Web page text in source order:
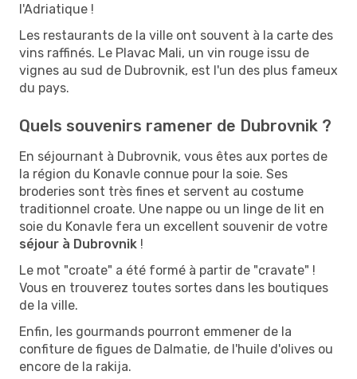
l'Adriatique !
Les restaurants de la ville ont souvent à la carte des
vins raffinés. Le Plavac Mali, un vin rouge issu de
vignes au sud de Dubrovnik, est l'un des plus fameux
du pays.
Quels souvenirs ramener de Dubrovnik ?
En séjournant à Dubrovnik, vous êtes aux portes de
la région du Konavle connue pour la soie. Ses
broderies sont très fines et servent au costume
traditionnel croate. Une nappe ou un linge de lit en
soie du Konavle fera un excellent souvenir de votre
séjour à Dubrovnik !
Le mot "croate" a été formé à partir de "cravate" !
Vous en trouverez toutes sortes dans les boutiques
de la ville.
Enfin, les gourmands pourront emmener de la
confiture de figues de Dalmatie, de l'huile d'olives ou
encore de la rakija.